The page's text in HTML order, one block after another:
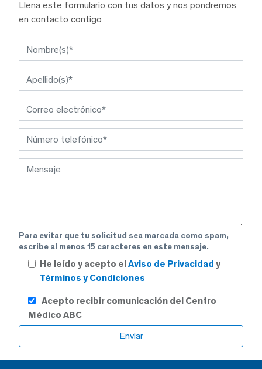
Llena este formulario con tus datos y nos pondremos
en contacto contigo
Para evitar que tu solicitud sea marcada como spam,
escribe al menos 15 caracteres en este mensaje.
He leído y acepto elAviso de Privacidad y
Términos y Condiciones
Acepto recibir comunicación del Centro
Médico ABC